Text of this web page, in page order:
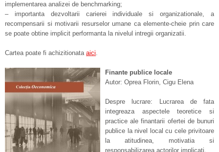
implementarea analizei de benchmarking;
– importanta dezvoltarii carierei individuale si organizationale, a
recompensarii si motivarii resurselor umane ca elemente-cheie prin care
se poate obtine implicit performanta la nivelul intregii organizatii.
Cartea poate fi achizitionata aici.
Finante publice locale
Autor: Oprea Florin, Cigu Elena
Despre lucrare: Lucrarea de fata
integreaza aspectele teoretice si
practice ale finantarii ofertei de bunuri
publice la nivel local cu cele privitoare
la atitudinea, motivatia si
responsabilizarea actorilor implicati.